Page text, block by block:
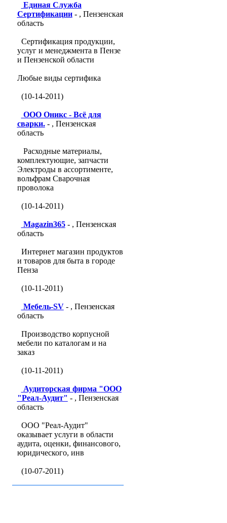
Единая Служба
Сертификации- , Пензенская
область
Сертификация продукции,
услуг и менеджмента в Пензе
и Пензенской области
Любые виды сертифика
(10-14-2011)
ООО Оникс - Всё для
сварки.- , Пензенская
область
Расходные материалы,
комплектующие, запчасти
Электроды в ассортименте,
вольфрам Сварочная
проволока
(10-14-2011)
Magazin365- , Пензенская
область
Интернет магазин продуктов
и товаров для быта в городе
Пенза
(10-11-2011)
Мебель-SV- , Пензенская
область
Производство корпусной
мебели по каталогам и на
заказ
(10-11-2011)
Аудиторская фирма "ООО
"Реал-Аудит" - , Пензенская
область
ООО "Реал-Аудит"
оказывает услуги в области
аудита, оценки, финансового,
юридического, инв
(10-07-2011)